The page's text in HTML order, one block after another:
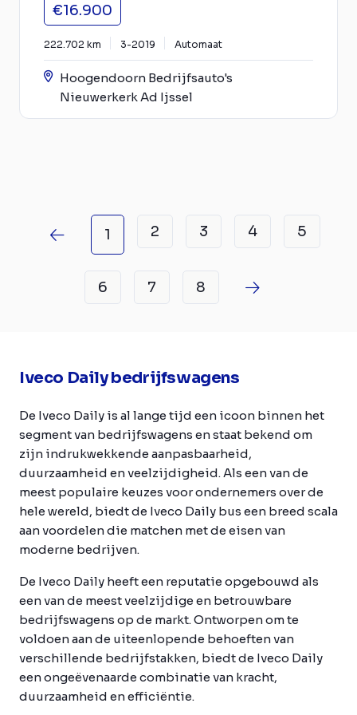
€16.900
222.702 km 3-2019 Automaat
Hoogendoorn Bedrijfsauto's
Nieuwerkerk Ad Ijssel
1 2 3 4 5
6 7 8
Iveco Daily bedrijfswagens
De Iveco Daily is al lange tijd een icoon binnen het
segment van bedrijfswagens en staat bekend om
zijn indrukwekkende aanpasbaarheid,
duurzaamheid en veelzijdigheid. Als een van de
meest populaire keuzes voor ondernemers over de
hele wereld, biedt de Iveco Daily bus een breed scala
aan voordelen die matchen met de eisen van
moderne bedrijven.
De Iveco Daily heeft een reputatie opgebouwd als
een van de meest veelzijdige en betrouwbare
bedrijfswagens op de markt. Ontworpen om te
voldoen aan de uiteenlopende behoeften van
verschillende bedrijfstakken, biedt de Iveco Daily
een ongeëvenaarde combinatie van kracht,
duurzaamheid en efficiëntie.